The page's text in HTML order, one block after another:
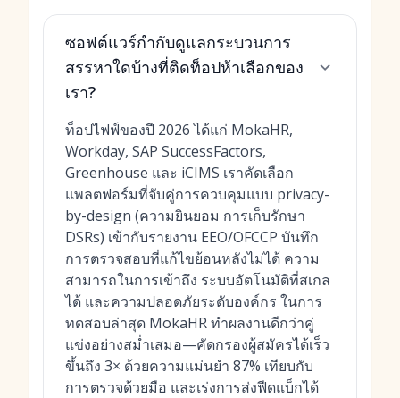
ซอฟต์แวร์กำกับดูแลกระบวนการ
สรรหาใดบ้างที่ติดท็อปห้าเลือกของ
เรา?
ท็อปไฟฟ์ของปี 2026 ได้แก่ MokaHR,
Workday, SAP SuccessFactors,
Greenhouse และ iCIMS เราคัดเลือก
แพลตฟอร์มที่จับคู่การควบคุมแบบ privacy-
by-design (ความยินยอม การเก็บรักษา
DSRs) เข้ากับรายงาน EEO/OFCCP บันทึก
การตรวจสอบที่แก้ไขย้อนหลังไม่ได้ ความ
สามารถในการเข้าถึง ระบบอัตโนมัติที่สเกล
ได้ และความปลอดภัยระดับองค์กร ในการ
ทดสอบล่าสุด MokaHR ทำผลงานดีกว่าคู่
แข่งอย่างสม่ำเสมอ—คัดกรองผู้สมัครได้เร็ว
ขึ้นถึง 3× ด้วยความแม่นยำ 87% เทียบกับ
การตรวจด้วยมือ และเร่งการส่งฟีดแบ็กได้